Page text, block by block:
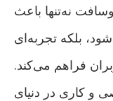
نه‌تنها باعث
بلکه تجربه‌ای
فراهم می‌کند.
و کاری در دنیای